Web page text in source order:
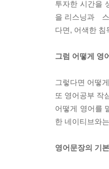
투자한 시간을
을 리스닝과 스
다면, 어색한 침
그럼 어떻게 영
그렇다면 어떻
또 영어공부 작
어떻게 영어를
한 네이티브와
영어문장의 기